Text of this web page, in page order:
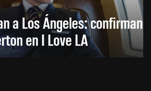
a Los Ángeles: confirman
en I Love LA